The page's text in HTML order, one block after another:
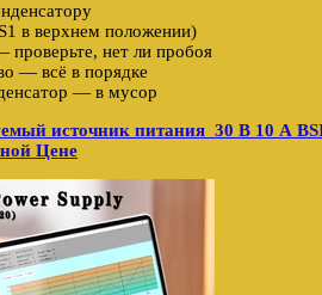
в верхнем положении)
проверьте, нет ли пробоя
— всё в порядке
— в мусор
источник питания 30 В 10 А
Цене